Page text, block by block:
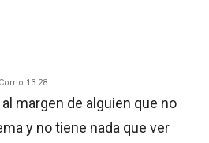
13:28
margen de alguien que no
y no tiene nada que ver